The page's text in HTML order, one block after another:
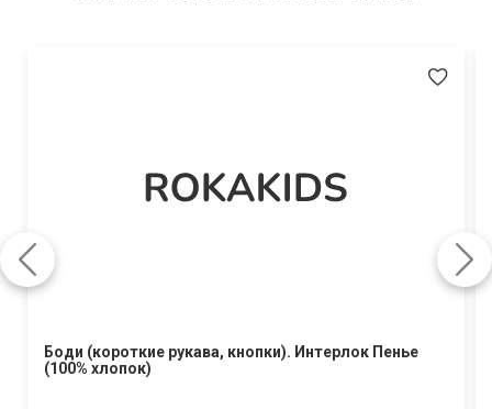
Боди (короткие рукава, кнопки). Интерлок Пенье
(100% хлопок)